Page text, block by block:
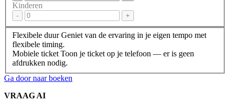
Kinderen
- +
Flexibele duur Geniet van de ervaring in je eigen tempo met
flexibele timing.
Mobiele ticket Toon je ticket op je telefoon — er is geen
afdrukken nodig.
Ga door naar boeken
VRAAG AI